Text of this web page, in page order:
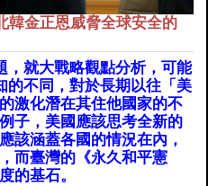
韓金正恩威脅全球安全的
，就大戰略觀點分析，可能
的不同，對於長期以往「美
激化潛在其住他國家的不
子，美國應該思考全新的
該涵蓋各國的情況在內，
而臺灣的《永久和平憲
的基石。